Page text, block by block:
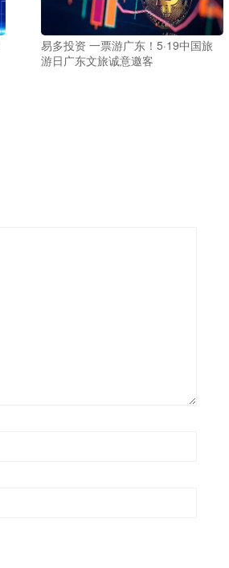
易多投资 一票游广东！5·19中国旅
游日广东文旅诚意邀客